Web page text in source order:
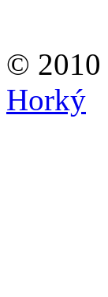
© 2010
Horký